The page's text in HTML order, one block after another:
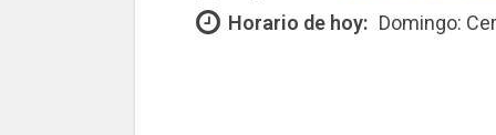
Horario de hoy: Domingo: